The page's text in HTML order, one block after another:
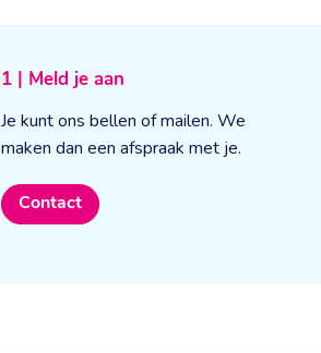
1 | Meld je aan
Je kunt ons bellen of mailen. We
maken dan een afspraak met je.
Contact